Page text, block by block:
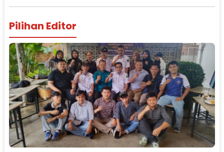
Pilihan Editor